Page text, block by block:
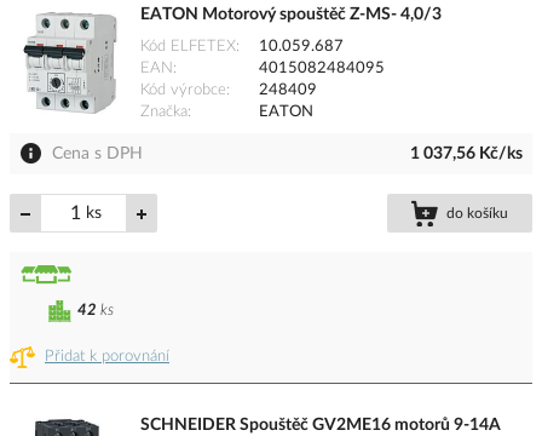
EATON Motorový spouštěč Z-MS- 4,0/3
Kód ELFETEX
10.059.687
EAN
4015082484095
Kód výrobce
248409
Značka
EATON
Cena s DPH 1 037,56 Kč/ks
ks do košíku
Přidat k porovnání
42 ks
SCHNEIDER Spouštěč GV2ME16 motorů 9-14A